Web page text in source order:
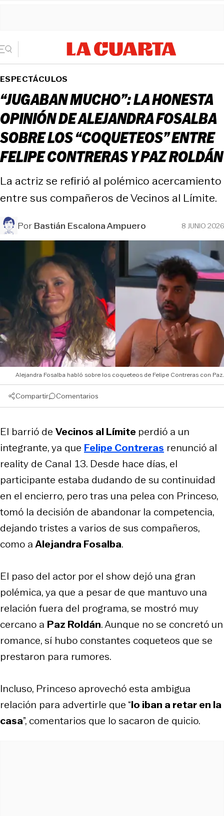
ESPECTÁCULOS
“JUGABAN MUCHO”: LA HONESTA
OPINIÓN DE ALEJANDRA FOSALBA
SOBRE LOS “COQUETEOS” ENTRE
FELIPE CONTRERAS Y PAZ ROLDÁN
La actriz se refirió al polémico acercamiento
entre sus compañeros de Vecinos al Límite.
PorBastián Escalona Ampuero 8 JUNIO 2026
Alejandra Fosalba habló sobre los coqueteos de Felipe Contreras con Paz.
Compartir Comentarios
El barrió de Vecinos al Límite perdió a un
integrante, ya que Felipe Contreras renunció al
reality de Canal 13. Desde hace días, el
participante estaba dudando de su continuidad
en el encierro, pero tras una pelea con Princeso,
tomó la decisión de abandonar la competencia,
dejando tristes a varios de sus compañeros,
como aAlejandra Fosalba.
El paso del actor por el show dejó una gran
polémica, ya que a pesar de que mantuvo una
relación fuera del programa, se mostró muy
cercano a Paz Roldán. Aunque no se concretó un
romance, sí hubo constantes coqueteos que se
prestaron para rumores.
Incluso, Princeso aprovechó esta ambigua
relación para advertirle que “lo iban a retar en la
casa”, comentarios que lo sacaron de quicio.